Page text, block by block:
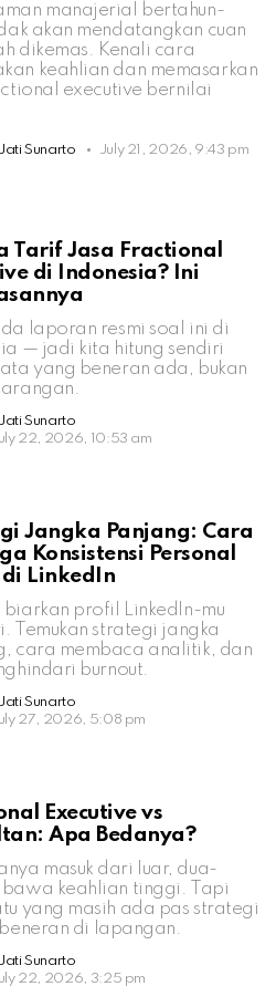
manajerial bertahun-
akan mendatangkan cuan
dikemas. Kenali cara
keahlian dan memasarkan
executive bernilai
Jati Sunarto July 21, 2026, 9:43 pm
Tarif Jasa Fractional
di Indonesia? Ini
laporan resmi soal ini di
— jadi kita hitung sendiri
yang beneran ada, bukan
Jati Sunarto
22, 2026, 10:53 am
Jangka Panjang: Cara
Konsistensi Personal
di LinkedIn
biarkan profil LinkedIn-mu
Temukan strategi jangka
cara membaca analitik, dan
burnout.
Jati Sunarto
27, 2026, 5:08 pm
Executive vs
Apa Bedanya?
masuk dari luar, dua-
bawa keahlian tinggi. Tapi
yang masih ada pas strategi
di lapangan.
Jati Sunarto
22, 2026, 3:25 pm